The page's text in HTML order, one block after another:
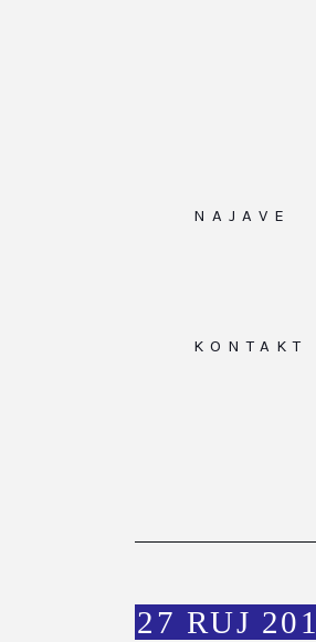
NAJAVE
KONTAKT
27 RUJ